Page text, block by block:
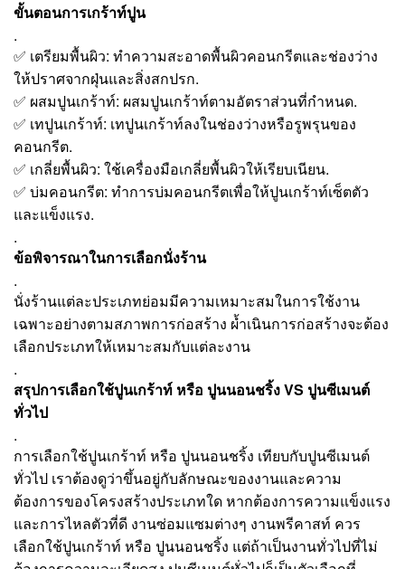
ขั้นตอนการเกร้าท์ปูน
.
✅ เตรียมพื้นผิว: ทำความสะอาดพื้นผิวคอนกรีตและช่องว่าง
ให้ปราศจากฝุ่นและสิ่งสกปรก.
✅ ผสมปูนเกร้าท์: ผสมปูนเกร้าท์ตามอัตราส่วนที่กำหนด.
✅ เทปูนเกร้าท์: เทปูนเกร้าท์ลงในช่องว่างหรือรูพรุนของ
คอนกรีต.
✅ เกลี่ยพื้นผิว: ใช้เครื่องมือเกลี่ยพื้นผิวให้เรียบเนียน.
✅ บ่มคอนกรีต: ทำการบ่มคอนกรีตเพื่อให้ปูนเกร้าท์เซ็ตตัว
และแข็งแรง.
.
ข้อพิจารณาในการเลือกนั่งร้าน
.
นั่งร้านแต่ละประเภทย่อมมีความเหมาะสมในการใช้งาน
เฉพาะอย่างตามสภาพการก่อสร้าง ผ้ำเนินการก่อสร้างจะต้อง
เลือกประเภทให้เหมาะสมกับแต่ละงาน
.
สรุปการเลือกใช้ปูนเกร้าท์ หรือ ปูนนอนชริ้ง VS ปูนซีเมนต์
ทั่วไป
.
การเลือกใช้ปูนเกร้าท์ หรือ ปูนนอนชริ้ง เทียบกับปูนซีเมนต์
ทั่วไป เราต้องดูว่าขึ้นอยู่กับลักษณะของงานและความ
ต้องการของโครงสร้างประเภทใด หากต้องการความแข็งแรง
และการไหลตัวที่ดี งานซ่อมแซมต่างๆ งานพรีคาสท์ ควร
เลือกใช้ปูนเกร้าท์ หรือ ปูนนอนชริ้ง แต่ถ้าเป็นงานทั่วไปที่ไม่